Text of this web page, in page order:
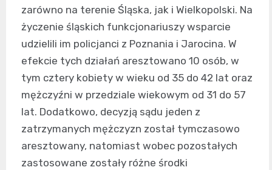
zarówno na terenie Śląska, jak i Wielkopolski. Na
życzenie śląskich funkcjonariuszy wsparcie
udzielili im policjanci z Poznania i Jarocina. W
efekcie tych działań aresztowano 10 osób, w
tym cztery kobiety w wieku od 35 do 42 lat oraz
mężczyźni w przedziale wiekowym od 31 do 57
lat. Dodatkowo, decyzją sądu jeden z
zatrzymanych mężczyzn został tymczasowo
aresztowany, natomiast wobec pozostałych
zastosowane zostały różne środki